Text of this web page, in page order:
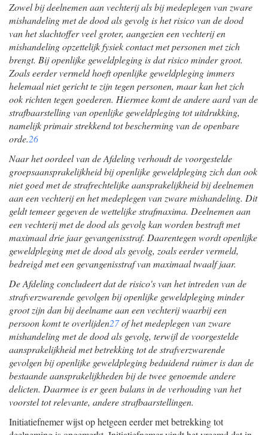
Zowel bij deelnemen aan vechterij als bij medeplegen van zware
mishandeling met de dood als gevolg is het risico van de dood
van het slachtoffer veel groter, aangezien een vechterij en
mishandeling opzettelijk fysiek contact met personen met zich
brengt. Bij openlijke geweldpleging is dat risico minder groot.
Zoals eerder vermeld hoeft openlijke geweldpleging immers
helemaal niet gericht te zijn tegen personen, maar kan het zich
ook richten tegen goederen. Hiermee komt de andere aard van de
strafbaarstelling van openlijke geweldpleging tot uitdrukking,
namelijk primair strekkend tot bescherming van de openbare
orde.26
Naar het oordeel van de Afdeling verhoudt de voorgestelde
groepsaansprakelijkheid bij openlijke geweldpleging zich dan ook
niet goed met de strafrechtelijke aansprakelijkheid bij deelnemen
aan een vechterij en het medeplegen van zware mishandeling. Dit
geldt temeer gegeven de wettelijke strafmaxima. Deelnemen aan
een vechterij met de dood als gevolg kan worden bestraft met
maximaal drie jaar gevangenisstraf. Daarentegen wordt openlijke
geweldpleging met de dood als gevolg, zoals eerder vermeld,
bedreigd met een gevangenisstraf van maximaal twaalf jaar.
De Afdeling concludeert dat de risico's van het intreden van de
strafverzwarende gevolgen bij openlijke geweldpleging minder
groot zijn dan bij deelname aan een vechterij waarbij een
persoon komt te overlijden27of het medeplegen van zware
mishandeling met de dood als gevolg, terwijl de voorgestelde
aansprakelijkheid met betrekking tot de strafverzwarende
gevolgen bij openlijke geweldpleging beduidend ruimer is dan de
bestaande aansprakelijkheden bij de twee genoemde andere
delicten. Daarmee is er geen balans in de verhouding van het
voorstel tot relevante, andere strafbaarstellingen.
Initiatiefnemer wijst op hetgeen eerder met betrekking tot